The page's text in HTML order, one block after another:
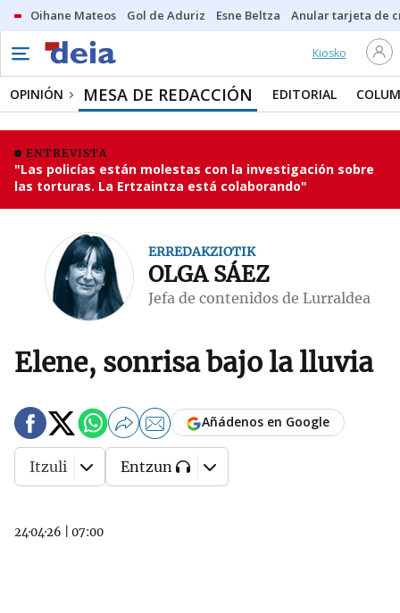
Oihane Mateos Gol de Aduriz Esne Beltza Anular tarjeta de
Kiosko
OPINIÓN MESA DE REDACCIÓN EDITORIAL
ENTREVISTA
"Las policías están molestas con la investigación sobre
las torturas. La Ertzaintza está colaborando"
ERREDAKZIOTIK
OLGA SÁEZ
Jefa de contenidos de Lurraldea
Elene, sonrisa bajo la lluvia
24·04·26 07:00
Añádenos en Google
Itzuli Entzun